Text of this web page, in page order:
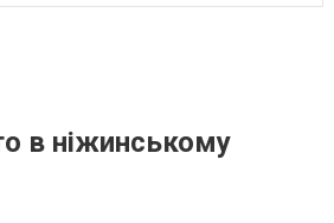
в ніжинському